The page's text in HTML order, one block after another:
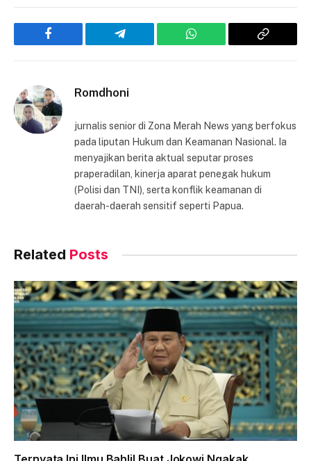
Facebook Telegram WhatsApp
Copy
Romdhoni
jurnalis senior di Zona Merah News yang berfokus
pada liputan Hukum dan Keamanan Nasional. Ia
menyajikan berita aktual seputar proses
praperadilan, kinerja aparat penegak hukum
(Polisi dan TNI), serta konflik keamanan di
daerah-daerah sensitif seperti Papua.
Related Posts